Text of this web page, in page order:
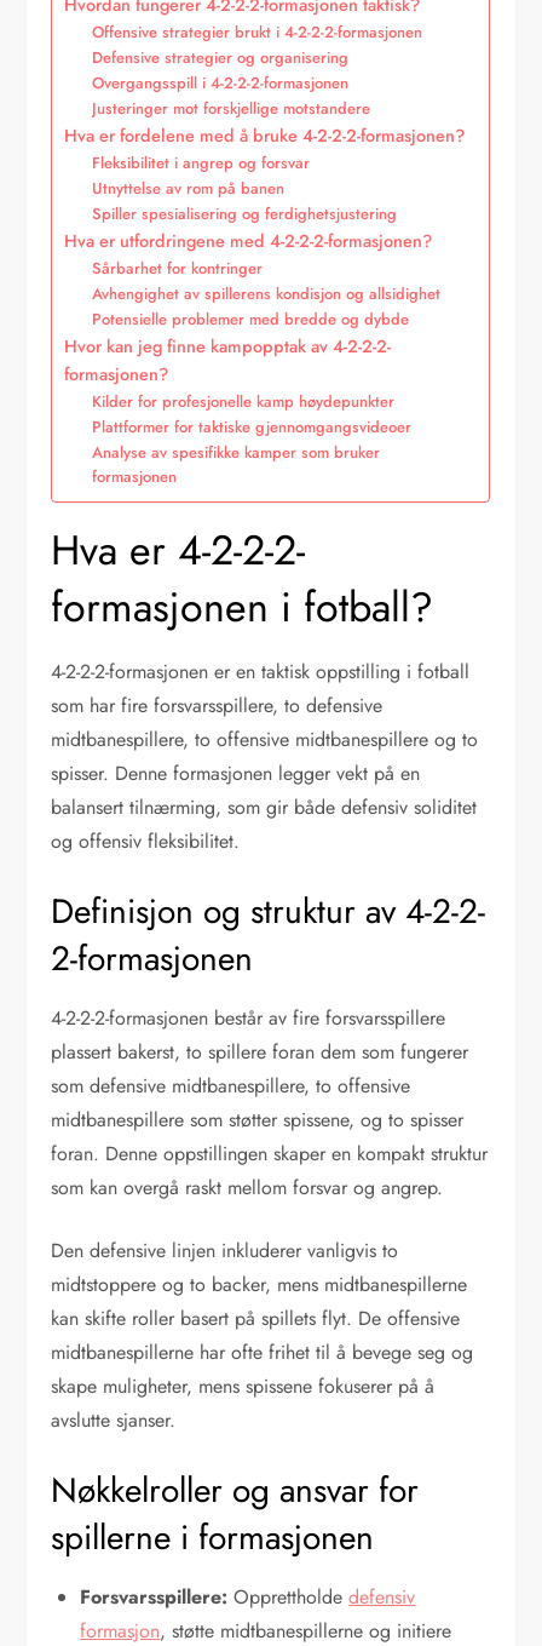
Offensive strategier brukt i 4-2-2-2-formasjonen
Defensive strategier og organisering
Overgangsspill i 4-2-2-2-formasjonen
Justeringer mot forskjellige motstandere
Hva er fordelene med å bruke 4-2-2-2-formasjonen?
Fleksibilitet i angrep og forsvar
Utnyttelse av rom på banen
Spiller spesialisering og ferdighetsjustering
Hva er utfordringene med 4-2-2-2-formasjonen?
Sårbarhet for kontringer
Avhengighet av spillerens kondisjon og allsidighet
Potensielle problemer med bredde og dybde
Hvor kan jeg finne kampopptak av 4-2-2-2-
formasjonen?
Kilder for profesjonelle kamp høydepunkter
Plattformer for taktiske gjennomgangsvideoer
Analyse av spesifikke kamper som bruker
formasjonen
Hva er 4-2-2-2-
formasjonen i fotball?
4-2-2-2-formasjonen er en taktisk oppstilling i fotball
som har fire forsvarsspillere, to defensive
midtbanespillere, to offensive midtbanespillere og to
spisser. Denne formasjonen legger vekt på en
balansert tilnærming, som gir både defensiv soliditet
og offensiv fleksibilitet.
Definisjon og struktur av 4-2-2-
2-formasjonen
4-2-2-2-formasjonen består av fire forsvarsspillere
plassert bakerst, to spillere foran dem som fungerer
som defensive midtbanespillere, to offensive
midtbanespillere som støtter spissene, og to spisser
foran. Denne oppstillingen skaper en kompakt struktur
som kan overgå raskt mellom forsvar og angrep.
Den defensive linjen inkluderer vanligvis to
midtstoppere og to backer, mens midtbanespillerne
kan skifte roller basert på spillets flyt. De offensive
midtbanespillerne har ofte frihet til å bevege seg og
skape muligheter, mens spissene fokuserer på å
avslutte sjanser.
Nøkkelroller og ansvar for
spillerne i formasjonen
Forsvarsspillere: Opprettholdedefensiv
formasjon, støtte midtbanespillerne og initiere